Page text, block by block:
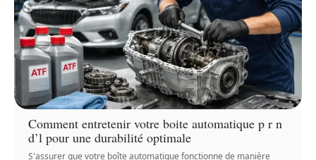
Comment entretenir votre boite automatique p r n
d’l pour une durabilité optimale
S'assurer que votre boîte automatique fonctionne de manière